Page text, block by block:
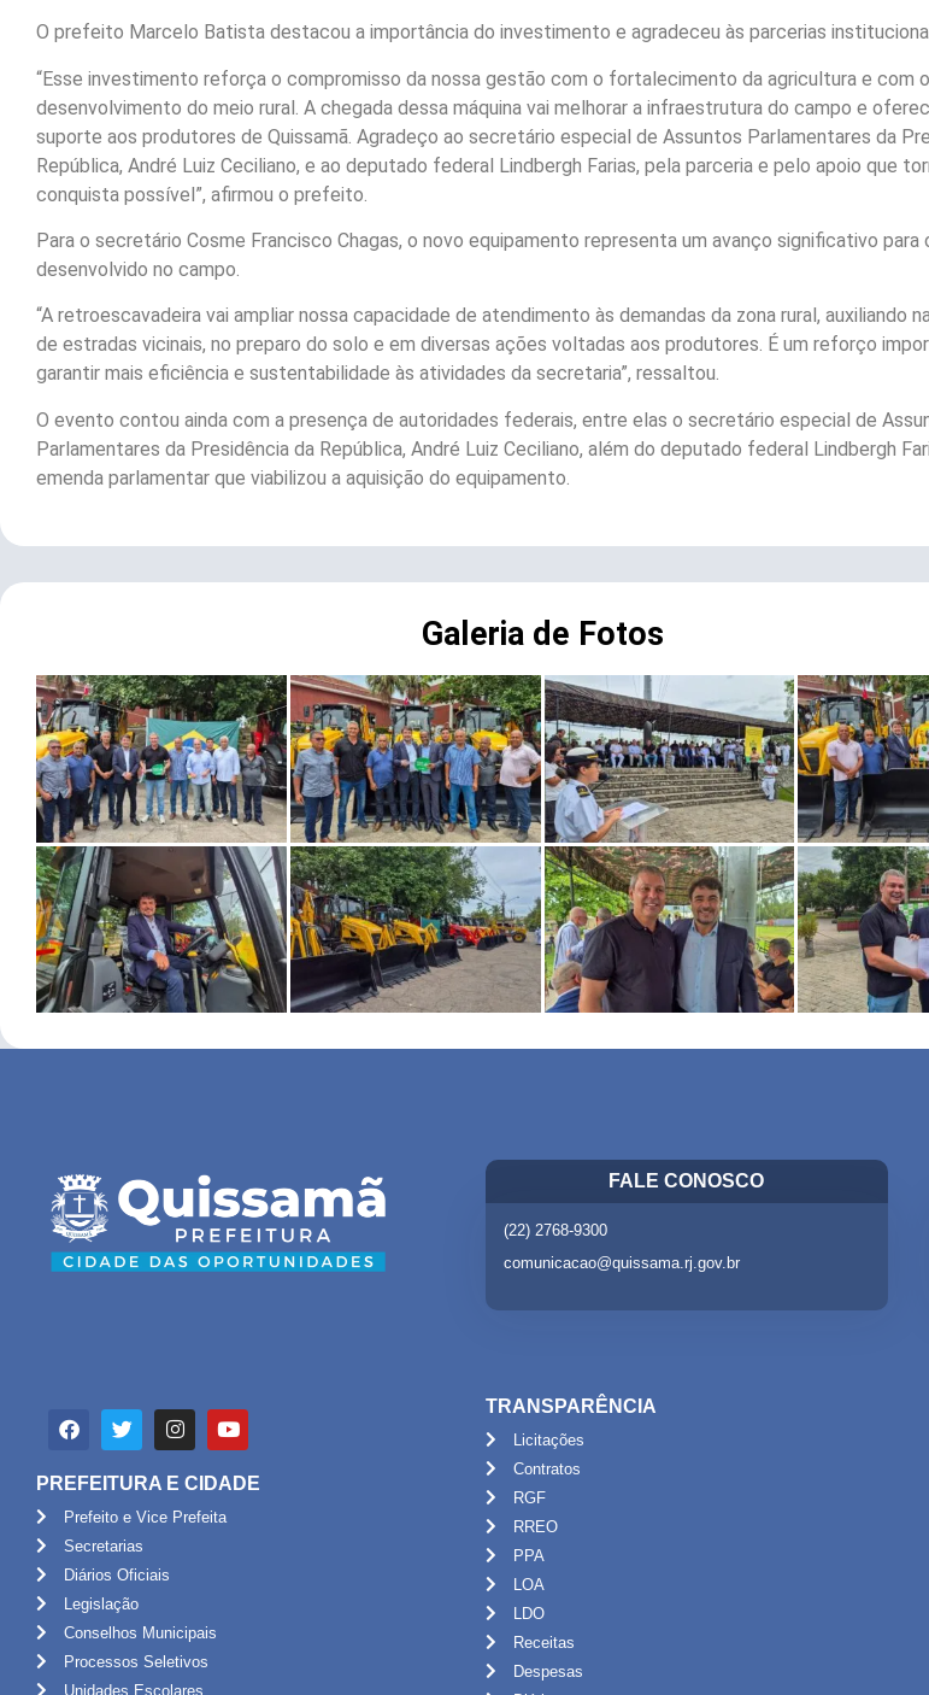
O prefeito Marcelo Batista destacou a importância do investimento e agradeceu às parcerias
“Esse investimento reforça o compromisso da nossa gestão com o fortalecimento da agricultura e com o
desenvolvimento do meio rural. A chegada dessa máquina vai melhorar a infraestrutura do campo e
suporte aos produtores de Quissamã. Agradeço ao secretário especial de Assuntos Parlamentares da
República, André Luiz Ceciliano, e ao deputado federal Lindbergh Farias, pela parceria e pelo apoio que
conquista possível”, afirmou o prefeito.
Para o secretário Cosme Francisco Chagas, o novo equipamento representa um avanço significativo para
desenvolvido no campo.
“A retroescavadeira vai ampliar nossa capacidade de atendimento às demandas da zona rural, auxiliando
de estradas vicinais, no preparo do solo e em diversas ações voltadas aos produtores. É um reforço
garantir mais eficiência e sustentabilidade às atividades da secretaria”, ressaltou.
O evento contou ainda com a presença de autoridades federais, entre elas o secretário especial de
Parlamentares da Presidência da República, André Luiz Ceciliano, além do deputado federal Lindbergh
emenda parlamentar que viabilizou a aquisição do equipamento.
Galeria de Fotos
FALE CONOSCO
(22) 2768-9300
comunicacao@quissama.rj.gov.br
PREFEITURA E CIDADE
Prefeito e Vice Prefeita
Secretarias
Diários Oficiais
Legislação
Conselhos Municipais
Processos Seletivos
Unidades Escolares
TRANSPARÊNCIA
Licitações
Contratos
RGF
RREO
PPA
LOA
LDO
Receitas
Despesas